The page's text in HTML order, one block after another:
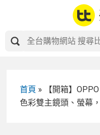
首頁 »
【開箱】
色彩雙主鏡頭、螢幕